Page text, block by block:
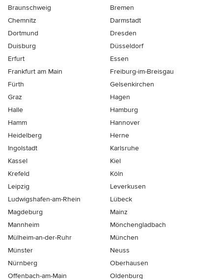
Braunschweig
Bremen
Chemnitz
Darmstadt
Dortmund
Dresden
Duisburg
Düsseldorf
Erfurt
Essen
Frankfurt am Main
Freiburg-im-Breisgau
Fürth
Gelsenkirchen
Graz
Hagen
Halle
Hamburg
Hamm
Hannover
Heidelberg
Herne
Ingolstadt
Karlsruhe
Kassel
Kiel
Krefeld
Köln
Leipzig
Leverkusen
Ludwigshafen-am-Rhein
Lübeck
Magdeburg
Mainz
Mannheim
Mönchen­gladbach
Mülheim-an-der-Ruhr
München
Münster
Neuss
Nürnberg
Oberhausen
Offenbach-am-Main
Oldenburg